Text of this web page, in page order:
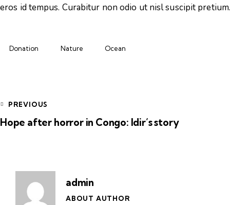
eros id tempus. Curabitur non odio ut nisl suscipit
Donation Nature Ocean
PREVIOUS
Hope after horror in Congo: Idir’s story
admin
ABOUT AUTHOR